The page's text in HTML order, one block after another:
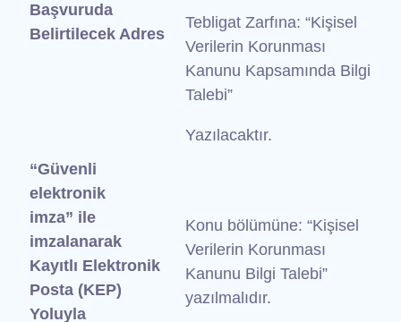
Başvuruda
Belirtilecek Adres
Tebligat Zarfına: “Kişisel
Verilerin Korunması
Kanunu Kapsamında Bilgi
Talebi”
Yazılacaktır.
“Güvenli
elektronik
imza” ile
imzalanarak
Kayıtlı Elektronik
Posta (KEP)
Yoluyla
Konu bölümüne: “Kişisel
Verilerin Korunması
Kanunu Bilgi Talebi”
yazılmalıdır.